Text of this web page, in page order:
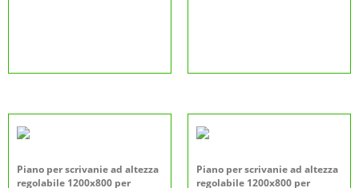
Piano per scrivanie ad altezza
regolabile 1200x800 per
Piano per scrivanie ad altezza
regolabile 1200x800 per